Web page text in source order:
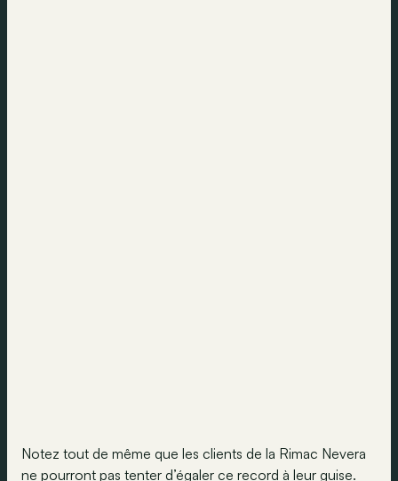
Notez tout de même que les clients de la Rimac Nevera
ne pourront pas tenter d’égaler ce record à leur guise.